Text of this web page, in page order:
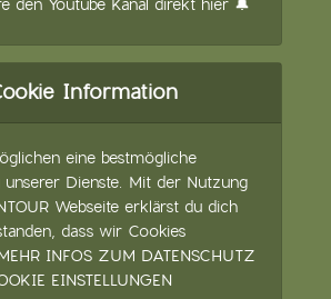
den Youtube Kanal direkt hier 🔔
Information
eine bestmögliche
unserer Dienste. Mit der Nutzung
Webseite erklärst du dich
dass wir Cookies
INFOS ZUM DATENSCHUTZ
EINSTELLUNGEN